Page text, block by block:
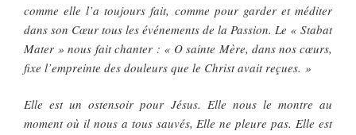
comme elle l’a toujours fait, comme pour garder et méditer
dans son Cœur tous les événements de la Passion. Le « Stabat
Mater » nous fait chanter : « O sainte Mère, dans nos cœurs,
fixe l’empreinte des douleurs que le Christ avait reçues. »
Elle est un ostensoir pour Jésus. Elle nous le montre au
moment où il nous a tous sauvés, Elle ne pleure pas. Elle est